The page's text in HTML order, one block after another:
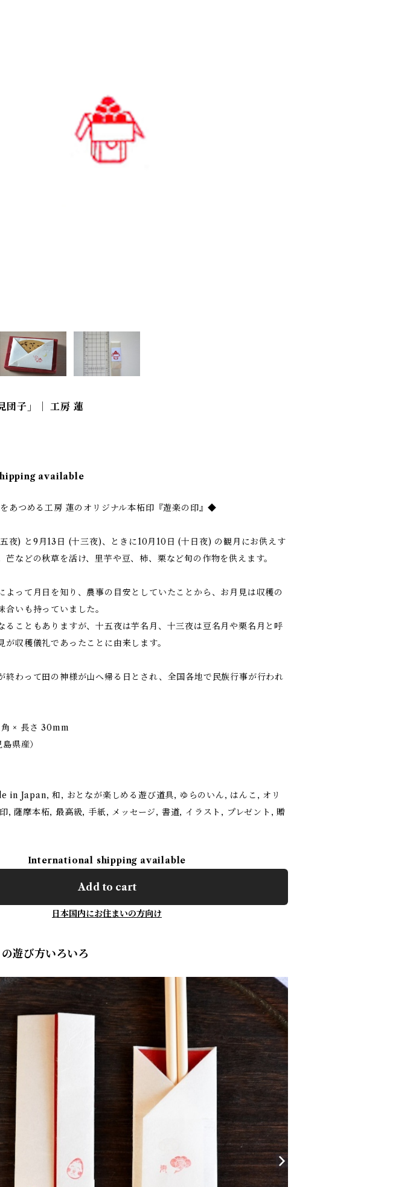
団子」｜ 工房 蓮
available
あつめる工房 蓮のオリジナル本柘印『遊楽の印』◆
夜) と9月13日 (十三夜)、ときに10月10日 (十日夜) の観月にお供えす
芒などの秋草を活け、里芋や豆、柿、栗など旬の作物を供えます。
よって月日を知り、農事の目安としていたことから、お月見は収穫の
合いも持っていました。
ることもありますが、十五夜は芋名月、十三夜は豆名月や栗名月と呼
が収穫儀礼であったことに由来します。
終わって田の神様が山へ帰る日とされ、全国各地で民族行事が行われ
× 長さ 30mm
県産）
in Japan, 和, おとなが楽しめる遊び道具, ゆらのいん, はんこ, オリ
, 薩摩本柘, 最高級, 手紙, メッセージ, 書道, イラスト, プレゼント, 贈
International shipping available
Add to cart
日本国内にお住まいの方向け
遊び方いろいろ